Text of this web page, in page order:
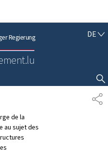
Regierung DED
S
C
H
SUCHFLED ANZEIGEN / SCHLIESSEN
T
E
de la
au sujet des